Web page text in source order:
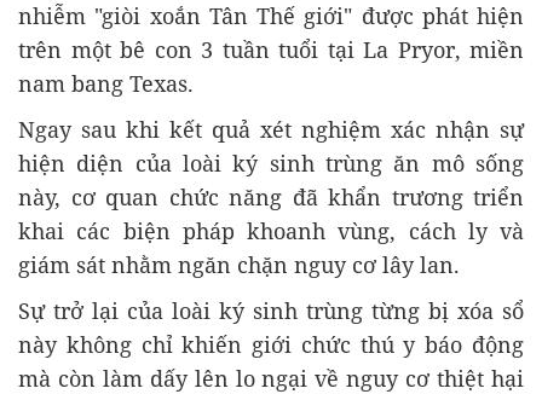
nhiễm "giòi xoắn Tân Thế giới" được phát hiện
trên một bê con 3 tuần tuổi tại La Pryor, miền
nam bang Texas.
Ngay sau khi kết quả xét nghiệm xác nhận sự
hiện diện của loài ký sinh trùng ăn mô sống
này, cơ quan chức năng đã khẩn trương triển
khai các biện pháp khoanh vùng, cách ly và
giám sát nhằm ngăn chặn nguy cơ lây lan.
Sự trở lại của loài ký sinh trùng từng bị xóa sổ
này không chỉ khiến giới chức thú y báo động
mà còn làm dấy lên lo ngại về nguy cơ thiệt hại